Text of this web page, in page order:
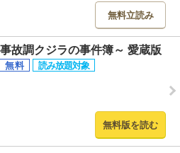
無料立読み
故調クジラの事件簿～ 愛蔵版
無料版を読む